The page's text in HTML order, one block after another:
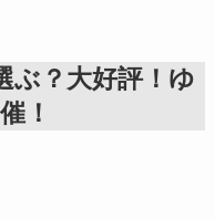
ぶ？大好評！ゆ
！